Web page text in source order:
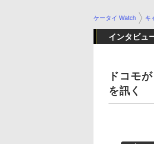
ケータイ Watch キ
インタビュ
ドコモ
を訊く